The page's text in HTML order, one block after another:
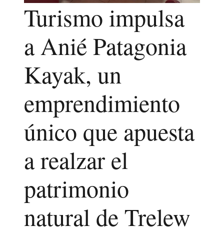
Turismo impulsa
a Anié Patagonia
Kayak, un
emprendimiento
único que apuesta
a realzar el
patrimonio
natural de Trelew